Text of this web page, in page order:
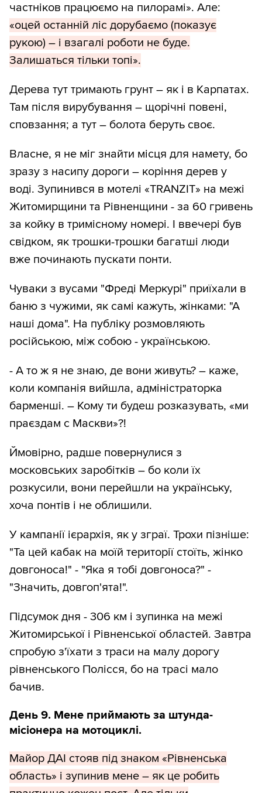
частніков працюємо на пилорамі». Але:
«оцей останній ліс дорубаємо (показує
рукою) – і взагалі роботи не буде.
Залишаться тільки топі».
Дерева тут тримають грунт – як і в Карпатах.
Там після вирубування – щорічні повені,
сповзання; а тут – болота беруть своє.
Власне, я не міг знайти місця для намету, бо
зразу з насипу дороги – коріння дерев у
воді. Зупинився в мотелі «TRANZIT» на межі
Житомирщини та Рівненщини - за 60 гривень
за койку в тримісному номері. І ввечері був
свідком, як трошки-трошки багатші люди
вже починають пускати понти.
Чуваки з вусами "Фреді Меркурі" приїхали в
баню з чужими, як самі кажуть, жінками: "А
наші дома". На публіку розмовляють
російською, між собою - українською.
- А то ж я не знаю, де вони живуть? – каже,
коли компанія вийшла, адміністраторка
барменші. – Кому ти будеш розказувать, «ми
праєздам с Маскви»?!
Ймовірно, радше повернулися з
московських заробітків – бо коли їх
розкусили, вони перейшли на українську,
хоча понтів і не облишили.
У кампанії ієрархія, як у зграї. Трохи пізніше:
"Та цей кабак на моїй території стоїть, жінко
довгоноса!" - "Яка я тобі довгоноса?" -
"Значить, довгоп'ята!".
Підсумок дня - 306 км і зупинка на межі
Житомирської і Рівненської областей. Завтра
спробую з'їхати з траси на малу дорогу
рівненського Полісся, бо на трасі мало
бачив.
День 9. Мене приймають за штунда-
місіонера на мотоциклі.
Майор ДАІ стояв під знаком «Рівненська
область» і зупинив мене – як це робить